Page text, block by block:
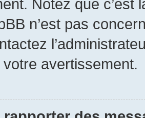
Notez que c’est
n’est pas
avertissement.